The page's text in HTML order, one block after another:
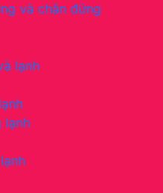
và chân đứng
lạnh
lạnh